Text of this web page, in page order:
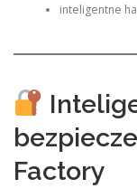
inteligentne
Factory